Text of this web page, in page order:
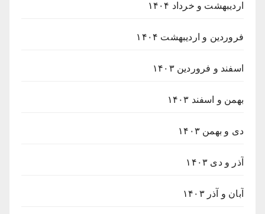
اردیبهشت و خرداد ۱۴۰۴
فروردین و اردیبهشت ۱۴۰۴
اسفند و فروردین ۱۴۰۳
بهمن و اسفند ۱۴۰۳
دی و بهمن ۱۴۰۳
آذر و دی ۱۴۰۳
آبان و آذر ۱۴۰۳